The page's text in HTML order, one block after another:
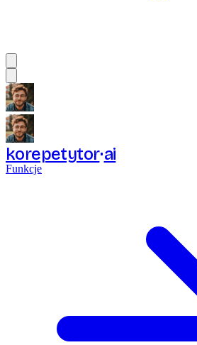
korepetytor ai
Funkcje